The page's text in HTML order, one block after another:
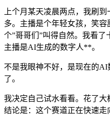
上个月某天凌晨两点，我刷
多。主播是个年轻女孩，笑
个”哥哥们”叫得自然。我看
主播是AI生成的数字人**。
不是我眼神不好，是现在的
了。
我决定自己试水看看。花了大
结论是：这个赛道正在快速